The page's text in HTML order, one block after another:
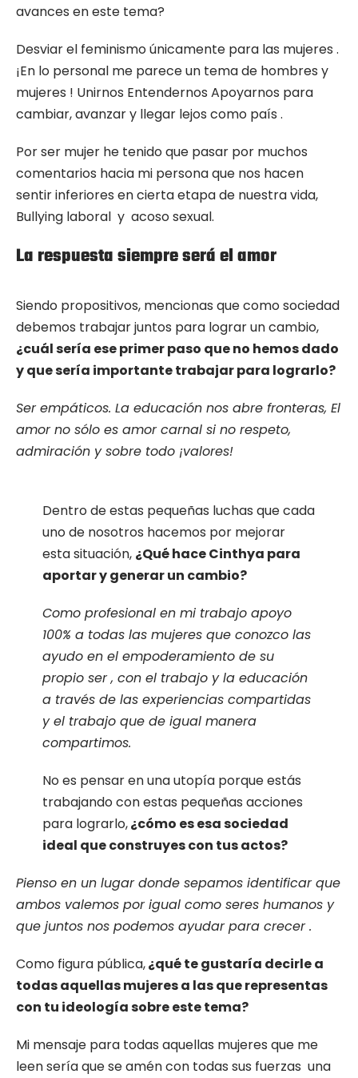
avances en este tema?
Desviar el feminismo únicamente para las mujeres .
¡En lo personal me parece un tema de hombres y
mujeres ! Unirnos Entendernos Apoyarnos para
cambiar, avanzar y llegar lejos como país .
Por ser mujer he tenido que pasar por muchos
comentarios hacia mi persona que nos hacen
sentir inferiores en cierta etapa de nuestra vida,
Bullying laboral y acoso sexual.
La respuesta siempre será el amor
Siendo propositivos, mencionas que como sociedad
debemos trabajar juntos para lograr un cambio,
¿cuál sería ese primer paso que no hemos dado
y que sería importante trabajar para lograrlo?
Ser empáticos. La educación nos abre fronteras, El
amor no sólo es amor carnal si no respeto,
admiración y sobre todo ¡valores!
Dentro de estas pequeñas luchas que cada
uno de nosotros hacemos por mejorar
esta situación, ¿Qué hace Cinthya para
aportar y generar un cambio?
Como profesional en mi trabajo apoyo
100% a todas las mujeres que conozco las
ayudo en el empoderamiento de su
propio ser , con el trabajo y la educación
a través de las experiencias compartidas
y el trabajo que de igual manera
compartimos.
No es pensar en una utopía porque estás
trabajando con estas pequeñas acciones
para lograrlo,¿cómo es esa sociedad
ideal que construyes con tus actos?
Pienso en un lugar donde sepamos identificar que
ambos valemos por igual como seres humanos y
que juntos nos podemos ayudar para crecer .
Como figura pública,¿qué te gustaría decirle a
todas aquellas mujeres a las que representas
con tu ideología sobre este tema?
Mi mensaje para todas aquellas mujeres que me
leen sería que se amén con todas sus fuerzas una